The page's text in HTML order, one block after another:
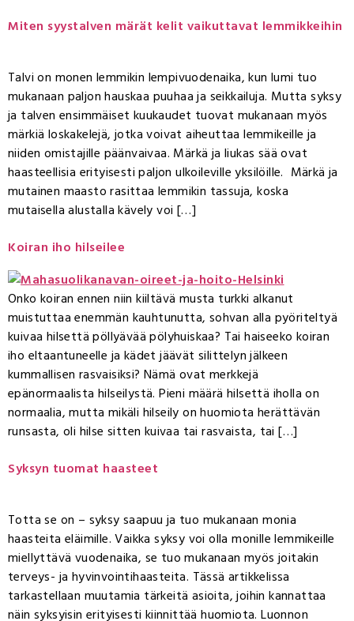
Miten syystalven märät kelit vaikuttavat lemmikkeihin
Talvi on monen lemmikin lempivuodenaika, kun lumi tuo
mukanaan paljon hauskaa puuhaa ja seikkailuja. Mutta syksy
ja talven ensimmäiset kuukaudet tuovat mukanaan myös
märkiä loskakelejä, jotka voivat aiheuttaa lemmikeille ja
niiden omistajille päänvaivaa. Märkä ja liukas sää ovat
haasteellisia erityisesti paljon ulkoileville yksilöille. Märkä ja
mutainen maasto rasittaa lemmikin tassuja, koska
mutaisella alustalla kävely voi […]
Koiran iho hilseilee
Onko koiran ennen niin kiiltävä musta turkki alkanut
muistuttaa enemmän kauhtunutta, sohvan alla pyöriteltyä
kuivaa hilsettä pöllyävää pölyhuiskaa? Tai haiseeko koiran
iho eltaantuneelle ja kädet jäävät silittelyn jälkeen
kummallisen rasvaisiksi? Nämä ovat merkkejä
epänormaalista hilseilystä. Pieni määrä hilsettä iholla on
normaalia, mutta mikäli hilseily on huomiota herättävän
runsasta, oli hilse sitten kuivaa tai rasvaista, tai […]
Syksyn tuomat haasteet
Totta se on – syksy saapuu ja tuo mukanaan monia
haasteita eläimille. Vaikka syksy voi olla monille lemmikeille
miellyttävä vuodenaika, se tuo mukanaan myös joitakin
terveys- ja hyvinvointihaasteita. Tässä artikkelissa
tarkastellaan muutamia tärkeitä asioita, joihin kannattaa
näin syksyisin erityisesti kiinnittää huomiota. Luonnon